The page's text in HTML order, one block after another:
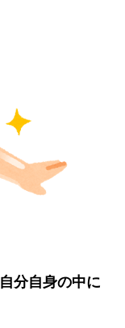
分自身の中に